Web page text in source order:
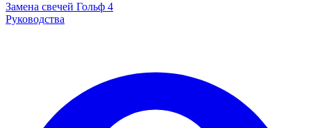
Замена свечей Гольф 4
Руководства